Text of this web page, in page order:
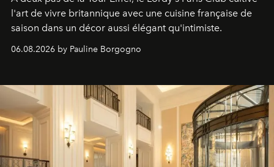
l'art de vivre britannique avec une cuisine française de
saison dans un décor aussi élégant qu'intimiste.
06.08.2026 by Pauline Borgogno